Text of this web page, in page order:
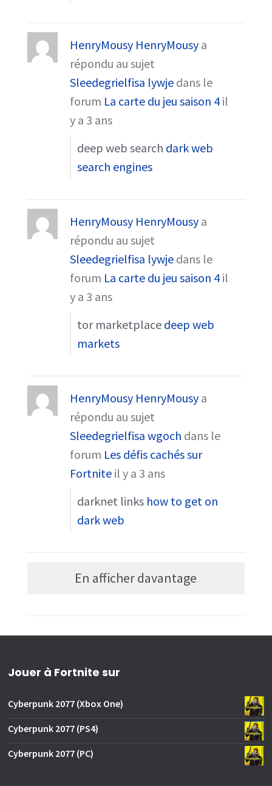
HenryMousy HenryMousy a
répondu au sujet
Sleedegrielfisa lywje dans le
forum La carte du jeu saison 4 il
y a 3 ans
deep web search dark web
search engines
HenryMousy HenryMousy a
répondu au sujet
Sleedegrielfisa lywje dans le
forum La carte du jeu saison 4 il
y a 3 ans
tor marketplace deep web
markets
HenryMousy HenryMousy a
répondu au sujet
Sleedegrielfisa wgoch dans le
forum Les défis cachés sur
Fortnite il y a 3 ans
darknet links how to get on
dark web
En afficher davantage
Jouer à Fortnite sur
Cyberpunk 2077 (Xbox One)
Cyberpunk 2077 (PS4)
Cyberpunk 2077 (PC)